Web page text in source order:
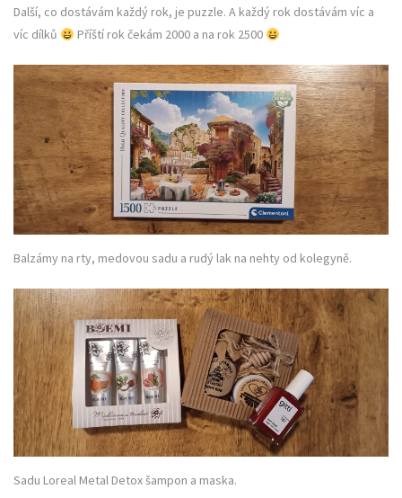
Další, co dostávám každý rok, je puzzle. A každý rok dostávám víc a
víc dílků
Příští rok čekám 2000 a na rok 2500
Balzámy na rty, medovou sadu a rudý lak na nehty od kolegyně.
Sadu Loreal Metal Detox šampon a maska.